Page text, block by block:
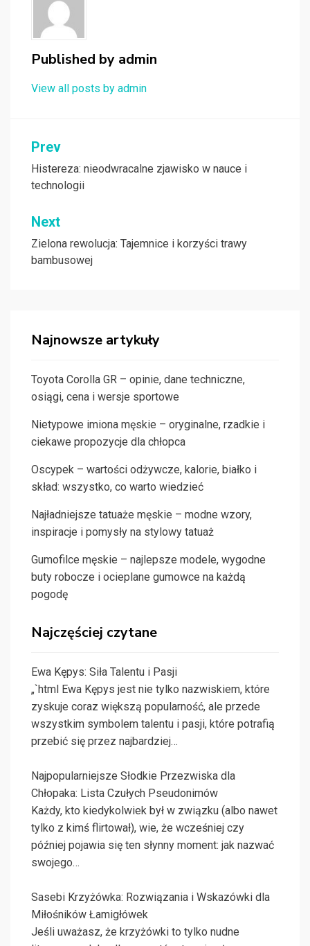
Published by admin
View all posts by admin
Nawigacja
wpisu
Prev
Histereza: nieodwracalne zjawisko w nauce i
technologii
Next
Zielona rewolucja: Tajemnice i korzyści trawy
bambusowej
Najnowsze artykuły
Toyota Corolla GR – opinie, dane techniczne,
osiągi, cena i wersje sportowe
Nietypowe imiona męskie – oryginalne, rzadkie i
ciekawe propozycje dla chłopca
Oscypek – wartości odżywcze, kalorie, białko i
skład: wszystko, co warto wiedzieć
Najładniejsze tatuaże męskie – modne wzory,
inspiracje i pomysły na stylowy tatuaż
Gumofilce męskie – najlepsze modele, wygodne
buty robocze i ocieplane gumowce na każdą
pogodę
Najczęściej czytane
Ewa Kępys: Siła Talentu i Pasji
„`html Ewa Kępys jest nie tylko nazwiskiem, które
zyskuje coraz większą popularność, ale przede
wszystkim symbolem talentu i pasji, które potrafią
przebić się przez najbardziej…
Najpopularniejsze Słodkie Przezwiska dla
Chłopaka: Lista Czułych Pseudonimów
Każdy, kto kiedykolwiek był w związku (albo nawet
tylko z kimś flirtował), wie, że wcześniej czy
później pojawia się ten słynny moment: jak nazwać
swojego…
Sasebi Krzyżówka: Rozwiązania i Wskazówki dla
Miłośników Łamigłówek
Jeśli uważasz, że krzyżówki to tylko nudne